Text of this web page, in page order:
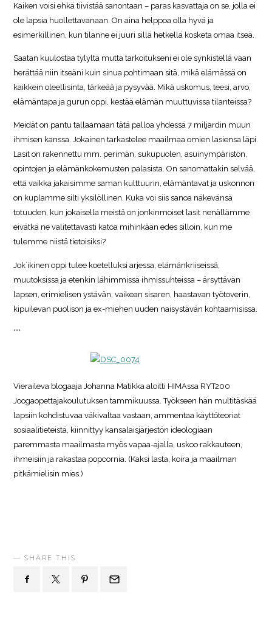
Kaiken voisi ehkä tiivistää sanontaan – paras kasvattaja on se, jolla ei
ole lapsia huollettavanaan. On aina helppoa olla hyvä ja
esimerkillinen, kun tilanne ei juuri sillä hetkellä kosketa omaa itseä.
Saatan kuulostaa tylyltä mutta tarkoitukseni ei ole synkistellä vaan
herättää niin itseäni kuin sinua pohtimaan sitä, mikä elämässä on
kaikkein oleellisinta, tärkeää ja pysyvää. Mikä uskomus, teesi, arvo,
elämäntapa ja gurun oppi, kestää elämän muuttuvissa tilanteissa?
Meidät on pantu tallaamaan tätä palloa yhdessä 7 miljardin muun
ihmisen kanssa. Jokainen tarkastelee maailmaa omien lasiensa läpi.
Lasit on rakennettu mm. perimän, sukupuolen, asuinympäristön,
opintojen ja elämänkokemusten palasista. On sanomattakin selvää,
että vaikka jakaisimme saman kulttuurin, elämäntavat ja uskonnon
on kuplamme silti yksilöllinen. Kuka voi siis sanoa näkevänsä
totuuden, kun jokaisella meistä on jonkinmoiset lasit nenällämme
eivätkä ne valitettavasti katoa mihinkään edes silloin, kun me
tulemme niistä tietoisiksi?
Jok´ikinen oppi tulee koetelluksi arjessa, elämänkriiseissä,
muutoksissa ja etenkin lähimmissä ihmissuhteissa – ärsyttävän
lapsen, erimielisen ystävän, vaikean sisaren, haastavan työtoverin,
kipuilevan puolison ja ex-miehen uuden naisystävän kohtaamisissa.
***
Vieraileva blogaaja Johanna Matikka aloitti HIMAssa RYT200
Joogaopettajakoulutuksen tammikuussa. Työkseen hän multitäskää
lapsiin kohdistuvaa väkivaltaa vastaan, ammentaa käyttöteoriat
sosiaalitieteistä, kiinnittyy kansalaisjärjestön ideologiaan
paremmasta maailmasta myös vapaa-ajalla, uskoo rakkauteen,
ihmeisiin ja rakastaa popcornia. (Kaksi lasta, koira ja maailman
pitkämielisin mies.)
SHARE THIS